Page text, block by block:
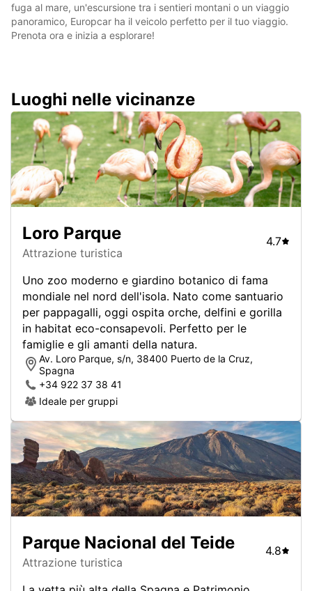
fuga al mare, un'escursione tra i sentieri montani o un viaggio
panoramico, Europcar ha il veicolo perfetto per il tuo viaggio.
Prenota ora e inizia a esplorare!
Luoghi nelle vicinanze
Loro Parque
Attrazione turistica
4.7
Uno zoo moderno e giardino botanico di fama
mondiale nel nord dell'isola. Nato come santuario
per pappagalli, oggi ospita orche, delfini e gorilla
in habitat eco-consapevoli. Perfetto per le
famiglie e gli amanti della natura.
Av. Loro Parque, s/n, 38400 Puerto de la Cruz,
Spagna
+34 922 37 38 41
Ideale per gruppi
Parque Nacional del Teide
Attrazione turistica
4.8